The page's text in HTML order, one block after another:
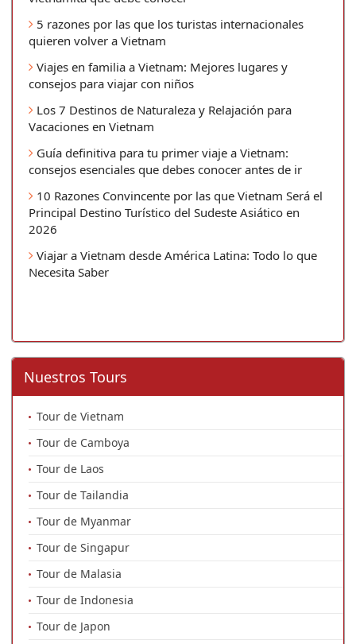
5 razones por las que los turistas internacionales
quieren volver a Vietnam
Viajes en familia a Vietnam: Mejores lugares y
consejos para viajar con niños
Los 7 Destinos de Naturaleza y Relajación para
Vacaciones en Vietnam
Guía definitiva para tu primer viaje a Vietnam:
consejos esenciales que debes conocer antes de ir
10 Razones Convincente por las que Vietnam Será el
Principal Destino Turístico del Sudeste Asiático en
2026
Viajar a Vietnam desde América Latina: Todo lo que
Necesita Saber
Nuestros Tours
Tour de Vietnam
Tour de Camboya
Tour de Laos
Tour de Tailandia
Tour de Myanmar
Tour de Singapur
Tour de Malasia
Tour de Indonesia
Tour de Japon